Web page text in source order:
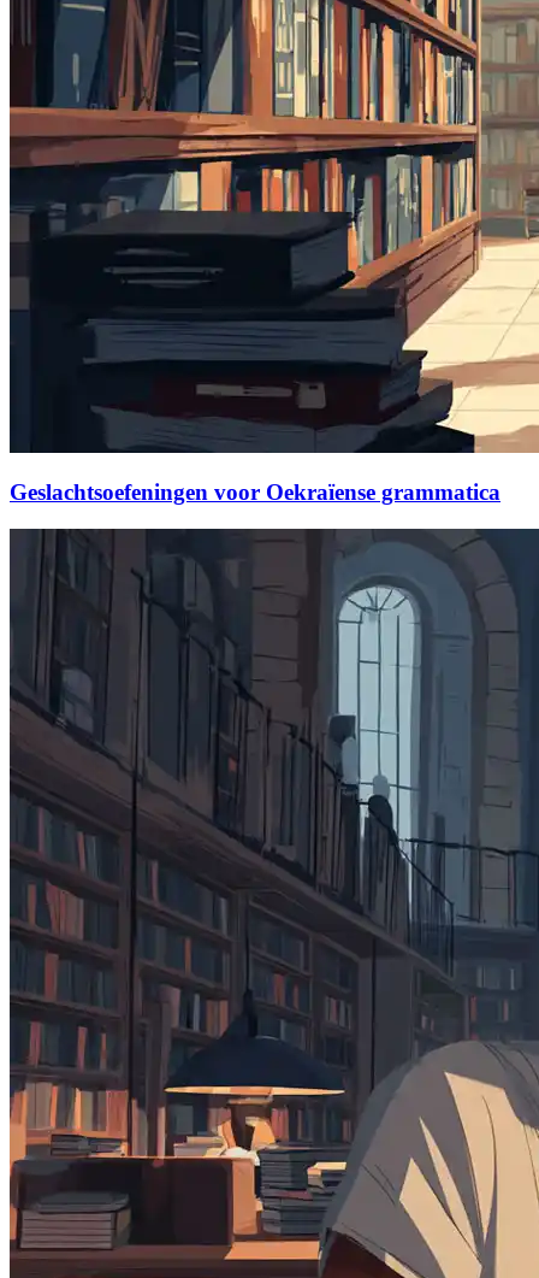
Geslachtsoefeningen voor Oekraïense grammatica